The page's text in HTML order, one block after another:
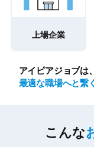
上場企業
アイピアジョブは
最適な職場へと繋
こんな